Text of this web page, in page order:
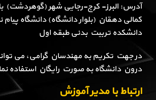
آدرس: البرز- کرج-رجایی شهر (گوهردشت)
کمالی دهقان (بلوار دانشگاه) دانشگاه پیام
دانشکده تربیت بدنی طبقه اول
در جهت تکریم به مهندسان گرامی، می
درون دانشگاه به صورت رایگان استفاده
ارتباط با مدیر آموزش